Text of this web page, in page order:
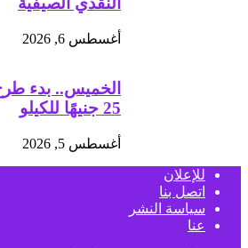
أغسطس 6, 2026
الخميس.. بدء
25 جنيهًا للكيلو
أغسطس 5, 2026
للإعلان
اتصل بنا
سياسة النشر
عنا